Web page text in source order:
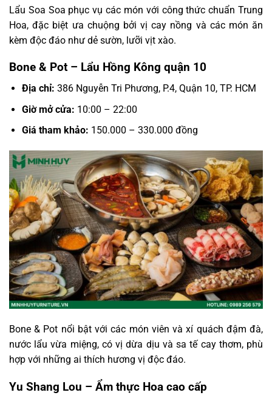
Lẩu Soa Soa phục vụ các món với công thức chuẩn Trung
Hoa, đặc biệt ưa chuộng bởi vị cay nồng và các món ăn
kèm độc đáo như dẻ sườn, lưỡi vịt xào.
Bone & Pot – Lẩu Hồng Kông quận 10
Địa chỉ: 386 Nguyễn Tri Phương, P.4, Quận 10, TP. HCM
Giờ mở cửa: 10:00 – 22:00
Giá tham khảo: 150.000 – 330.000 đồng
Bone & Pot nổi bật với các món viên và xí quách đậm đà,
nước lẩu vừa miệng, có vị dừa dịu và sa tế cay thơm, phù
hợp với những ai thích hương vị độc đáo.
Yu Shang Lou – Ẩm thực Hoa cao cấp